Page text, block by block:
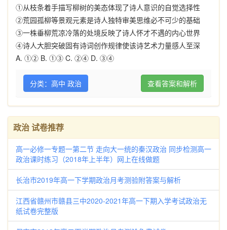
①从枝条着手描写柳树的美态体现了诗人意识的自觉选择性
②荒园孤柳等景观元素是诗人独特审美思维必不可少的基础
③一株垂柳荒凉冷落的处境反映了诗人怀才不遇的内心世界
④诗人大胆突破固有诗词创作规律使该诗艺术力量感人至深
A. ①② B. ①③ C. ②④ D. ③④
分类：高中 政治 查看答案和解析
政治 试卷推荐
高一必修一专题一第二节 走向大一统的秦汉政治 同步检测高一
政治课时练习（2018年上半年）网上在线做题
长治市2019年高一下学期政治月考测验附答案与解析
江西省赣州市赣县三中2020-2021年高一下期入学考试政治无
纸试卷完整版